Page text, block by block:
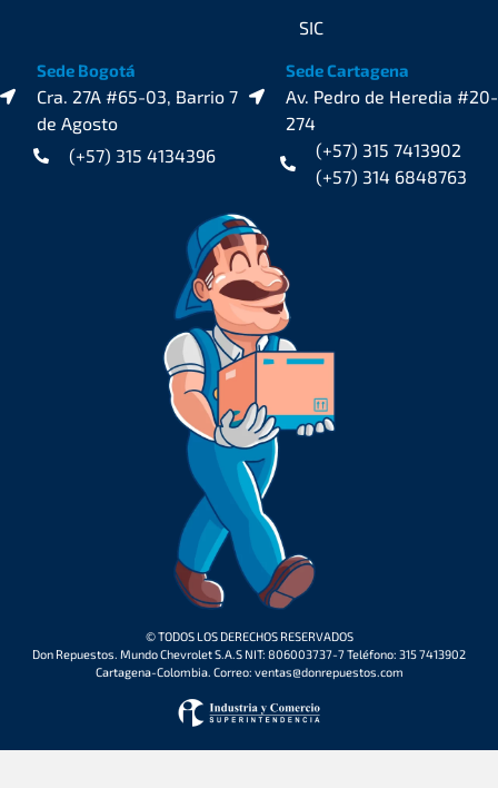
SIC
Sede Bogotá
Cra. 27A #65-03, Barrio 7
de Agosto
(+57) 315 4134396
Sede Cartagena
Av. Pedro de Heredia #20-
274
(+57) 315 7413902
(+57) 314 6848763
© TODOS LOS DERECHOS RESERVADOS
Don Repuestos. Mundo Chevrolet S.A.S NIT: 806003737-7 Teléfono: 315 7413902
Cartagena-Colombia. Correo: ventas@donrepuestos.com